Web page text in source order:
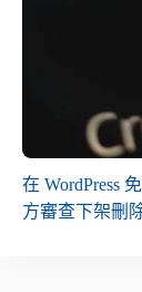
在 WordPress
方審查下架刪